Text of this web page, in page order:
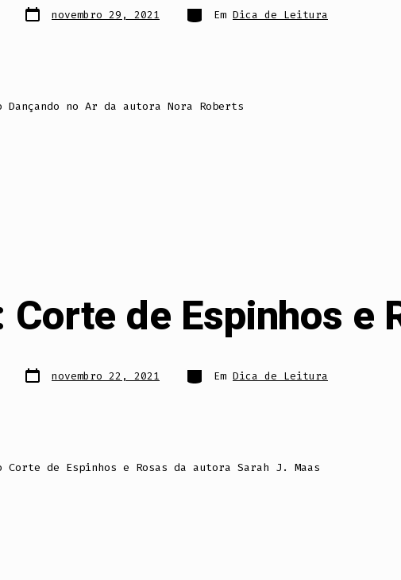
Data
do novembro 29, 2021 Categorias
Em Dica de Leitura
no Ar da autora Nora Roberts
de Espinhos e
Data
do novembro 22, 2021 Categorias
Em Dica de Leitura
de Espinhos e Rosas da autora Sarah J. Maas